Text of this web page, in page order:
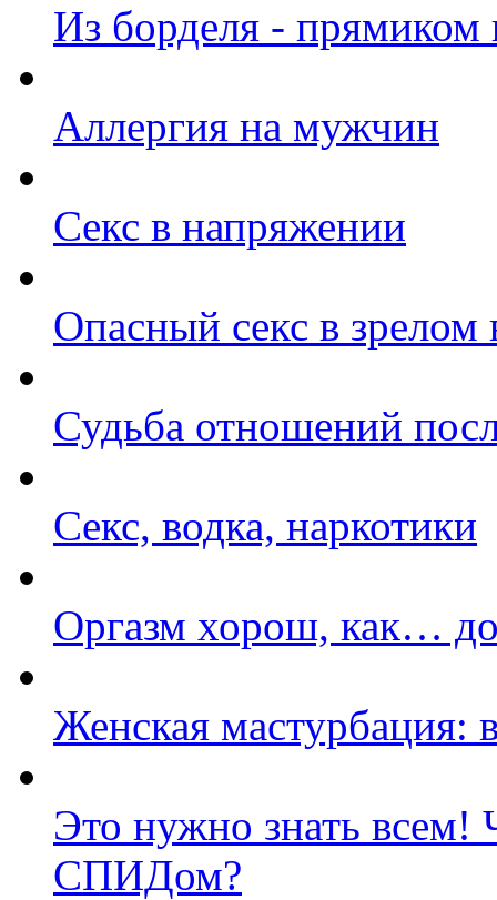
Из борделя -
Аллергия на мужчин
Секс в напряжении
Опасный секс в зрелом
Судьба отношений
Секс, водка, наркотики
Оргазм хорош, как…
Женская мастурбация:
Это нужно знать всем!
СПИДом?